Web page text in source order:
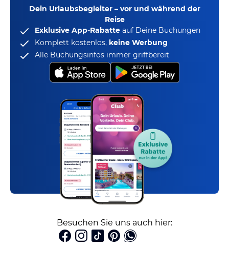
Dein Urlaubsbegleiter – vor und während der
Reise
Exklusive App-Rabatte auf Deine Buchungen
Komplett kostenlos, keine Werbung
Alle Buchungsinfos immer griffbereit
Besuchen Sie uns auch hier: